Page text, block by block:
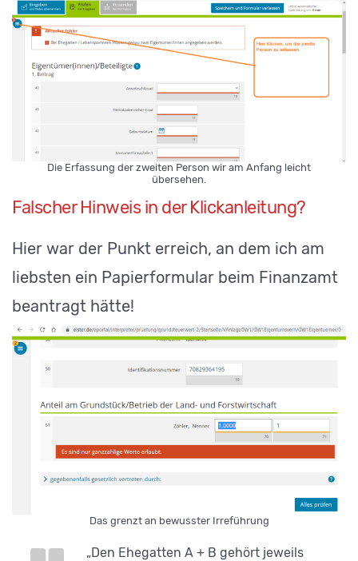
Die Erfassung der zweiten Person wir am Anfang leicht
übersehen.
Falscher Hinweis in der Klickanleitung?
Hier war der Punkt erreich, an dem ich am
liebsten ein Papierformular beim Finanzamt
beantragt hätte!
Das grenzt an bewusster Irreführung
„Den Ehegatten A + B gehört jeweils